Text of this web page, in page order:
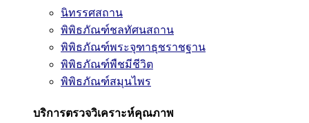
นิทรรศสถาน
พิพิธภัณฑ์ชลทัศนสถาน
พิพิธภัณฑ์พระจุฑาธุชราชฐาน
พิพิธภัณฑ์พืชมีชีวิต
พิพิธภัณฑ์สมุนไพร
บริการตรวจวิเคราะห์คุณภาพ